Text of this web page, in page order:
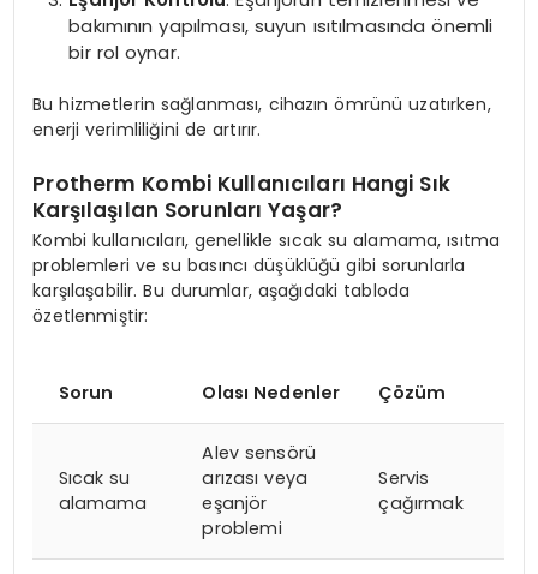
bakımının yapılması, suyun ısıtılmasında önemli
bir rol oynar.
Bu hizmetlerin sağlanması, cihazın ömrünü uzatırken,
enerji verimliliğini de artırır.
Protherm Kombi Kullanıcıları Hangi Sık
Karşılaşılan Sorunları Yaşar?
Kombi kullanıcıları, genellikle sıcak su alamama, ısıtma
problemleri ve su basıncı düşüklüğü gibi sorunlarla
karşılaşabilir. Bu durumlar, aşağıdaki tabloda
özetlenmiştir:
Sorun Olası Nedenler Çözüm
Sıcak su
alamama
Alev sensörü
arızası veya
eşanjör
problemi
Servis
çağırmak